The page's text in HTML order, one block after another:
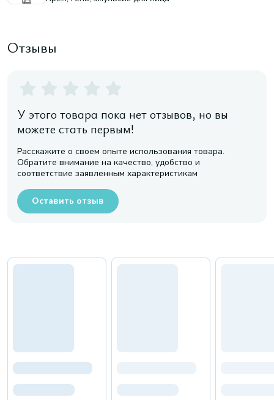
Отзывы
У этого товара пока нет отзывов, но вы
можете стать первым!
Расскажите о своем опыте использования товара.
Обратите внимание на качество, удобство и
соответствие заявленным характеристикам
Оставить отзыв